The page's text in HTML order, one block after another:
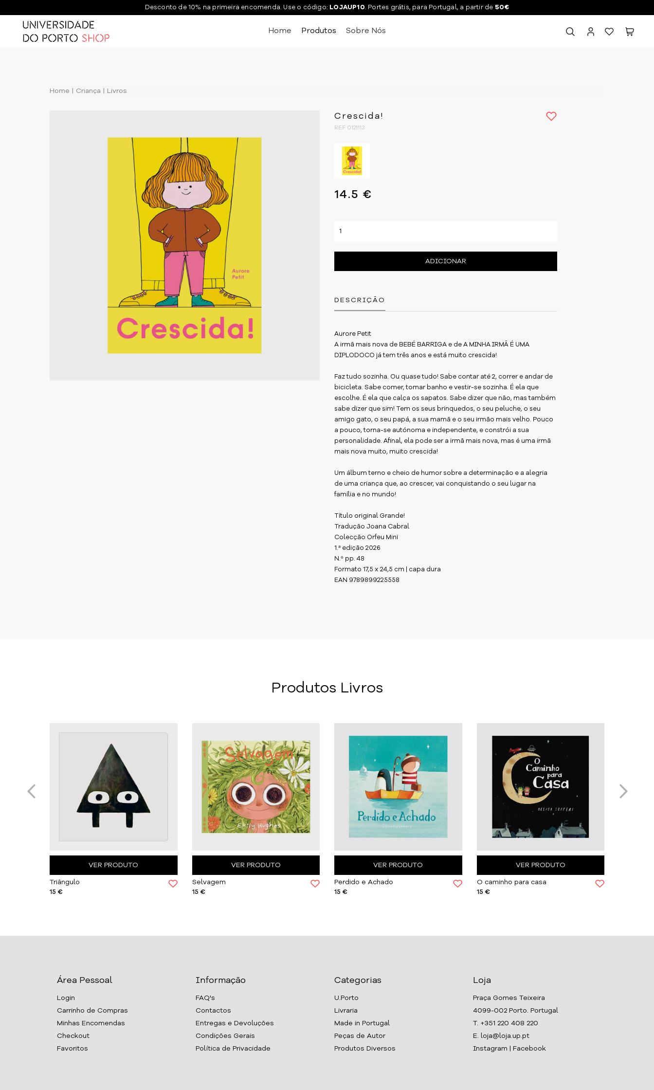
Desconto de 10% na primeira encomenda. Use o código: LOJAUP10 . Portes grátis, para Portugal, a partir de 50€
Home Produtos Sobre Nós
Home Criança Livros
Crescida!
REF 0121113
14.5 €
ADICIONAR
DESCRIÇÃO
Aurore Petit
A irmã mais nova de BEBÉ BARRIGA e de A MINHA IRMÃ É UMA
DIPLODOCO já tem três anos e está muito crescida!
Faz tudo sozinha. Ou quase tudo! Sabe contar até 2, correr e andar de
bicicleta. Sabe comer, tomar banho e vestir-se sozinha. É ela que
escolhe. É ela que calça os sapatos. Sabe dizer que não, mas também
sabe dizer que sim! Tem os seus brinquedos, o seu peluche, o seu
amigo gato, o seu papá, a sua mamã e o seu irmão mais velho. Pouco
a pouco, torna-se autónoma e independente, e constrói a sua
personalidade. Afinal, ela pode ser a irmã mais nova, mas é uma irmã
mais nova muito, muito crescida!
Um álbum terno e cheio de humor sobre a determinação e a alegria
de uma criança que, ao crescer, vai conquistando o seu lugar na
família e no mundo!
Título original Grande!
Tradução Joana Cabral
Colecção Orfeu Mini
1.ª edição 2026
N.º pp. 48
Formato 17,5 x 24,5 cm | capa dura
EAN 9789899225558
Produtos Livros
VER PRODUTO
Triângulo
15 €
VER PRODUTO
Selvagem
15 €
VER PRODUTO
Perdido e Achado
15 €
VER PRODUTO
O caminho para casa
15 €
Área Pessoal
Login
Carrinho de Compras
Minhas Encomendas
Checkout
Favoritos
Informação
FAQ's
Contactos
Entregas e Devoluções
Condições Gerais
Política de Privacidade
Categorias
U.Porto
Livraria
Made in Portugal
Peças de Autor
Produtos Diversos
Loja
Praça Gomes Teixeira
4099-002 Porto. Portugal
T. +351 220 408 220
E. loja@loja.up.pt
Instagram
Facebook